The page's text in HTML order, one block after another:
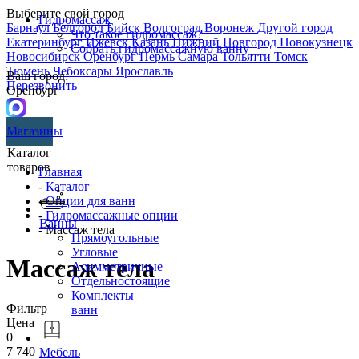
Выберите свой город
БарнаулБелгородБийск ВолгоградВоронеж Другой город
ЕкатеринбургИжевскКазаньНижний Новгород Новокузнецк
НовосибирскОренбургПермьСамараТольятти Томск
ТюменьЧебоксары Ярославль
Перезвонить
Гидромассаж
Что такое гидромассаж?
Собрать гидромассажную ванну
Ваш город:
Оренбург
Магазины
Каталог
товаров
Ванны
Прямоугольные
Угловые
Асимметричные
Отдельностоящие
Комплекты
ванн
Мебель
Главная
- Каталог
-Опции для ванн
- Гидромассажные опции
- Массаж тела
Массаж тела
Фильтр
Цена
0
7 740